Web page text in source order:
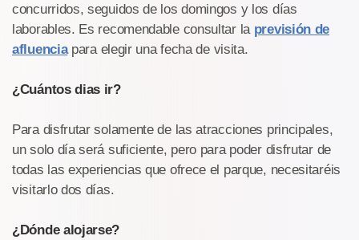
concurridos, seguidos de los domingos y los días
laborables. Es recomendable consultar la previsión de
afluenciapara elegir una fecha de visita.
¿Cuántos dias ir?
Para disfrutar solamente de las atracciones principales,
un solo día será suficiente, pero para poder disfrutar de
todas las experiencias que ofrece el parque, necesitaréis
visitarlo dos días.
¿Dónde alojarse?